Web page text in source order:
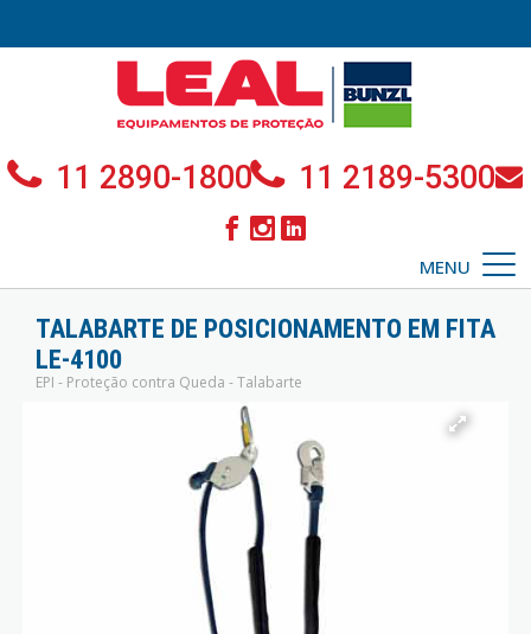
11 2890-1800 11 2189-5300
MENU
TALABARTE DE POSICIONAMENTO EM FITA
LE-4100
EPI - Proteção contra Queda - Talabarte